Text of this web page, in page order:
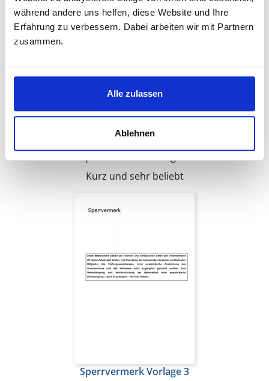
während andere uns helfen, diese Website und Ihre
Erfahrung zu verbessern. Dabei arbeiten wir mit Partnern
zusammen.
Alle zulassen
Ablehnen
Sperrvermerk Vorlage 2
Kurz und sehr beliebt
Sperrvermerk Vorlage 3